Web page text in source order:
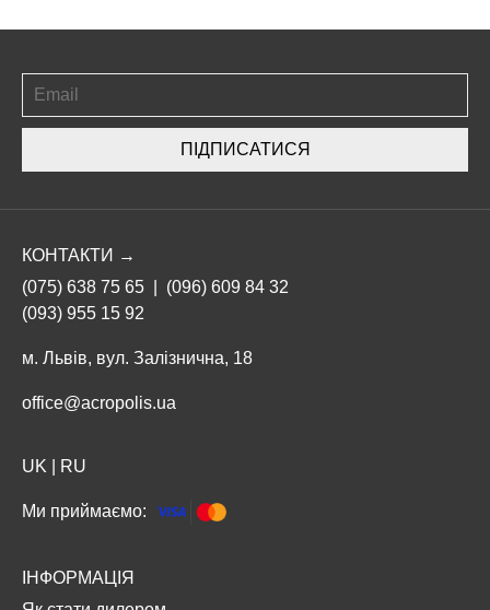
ПІДПИСАТИСЯ
КОНТАКТИ →
(075) 638 75 65
(096) 609 84 32
(093) 955 15 92
м. Львів, вул. Залізнична, 18
office@acropolis.ua
UK RU
Ми приймаємо:
ІНФОРМАЦІЯ